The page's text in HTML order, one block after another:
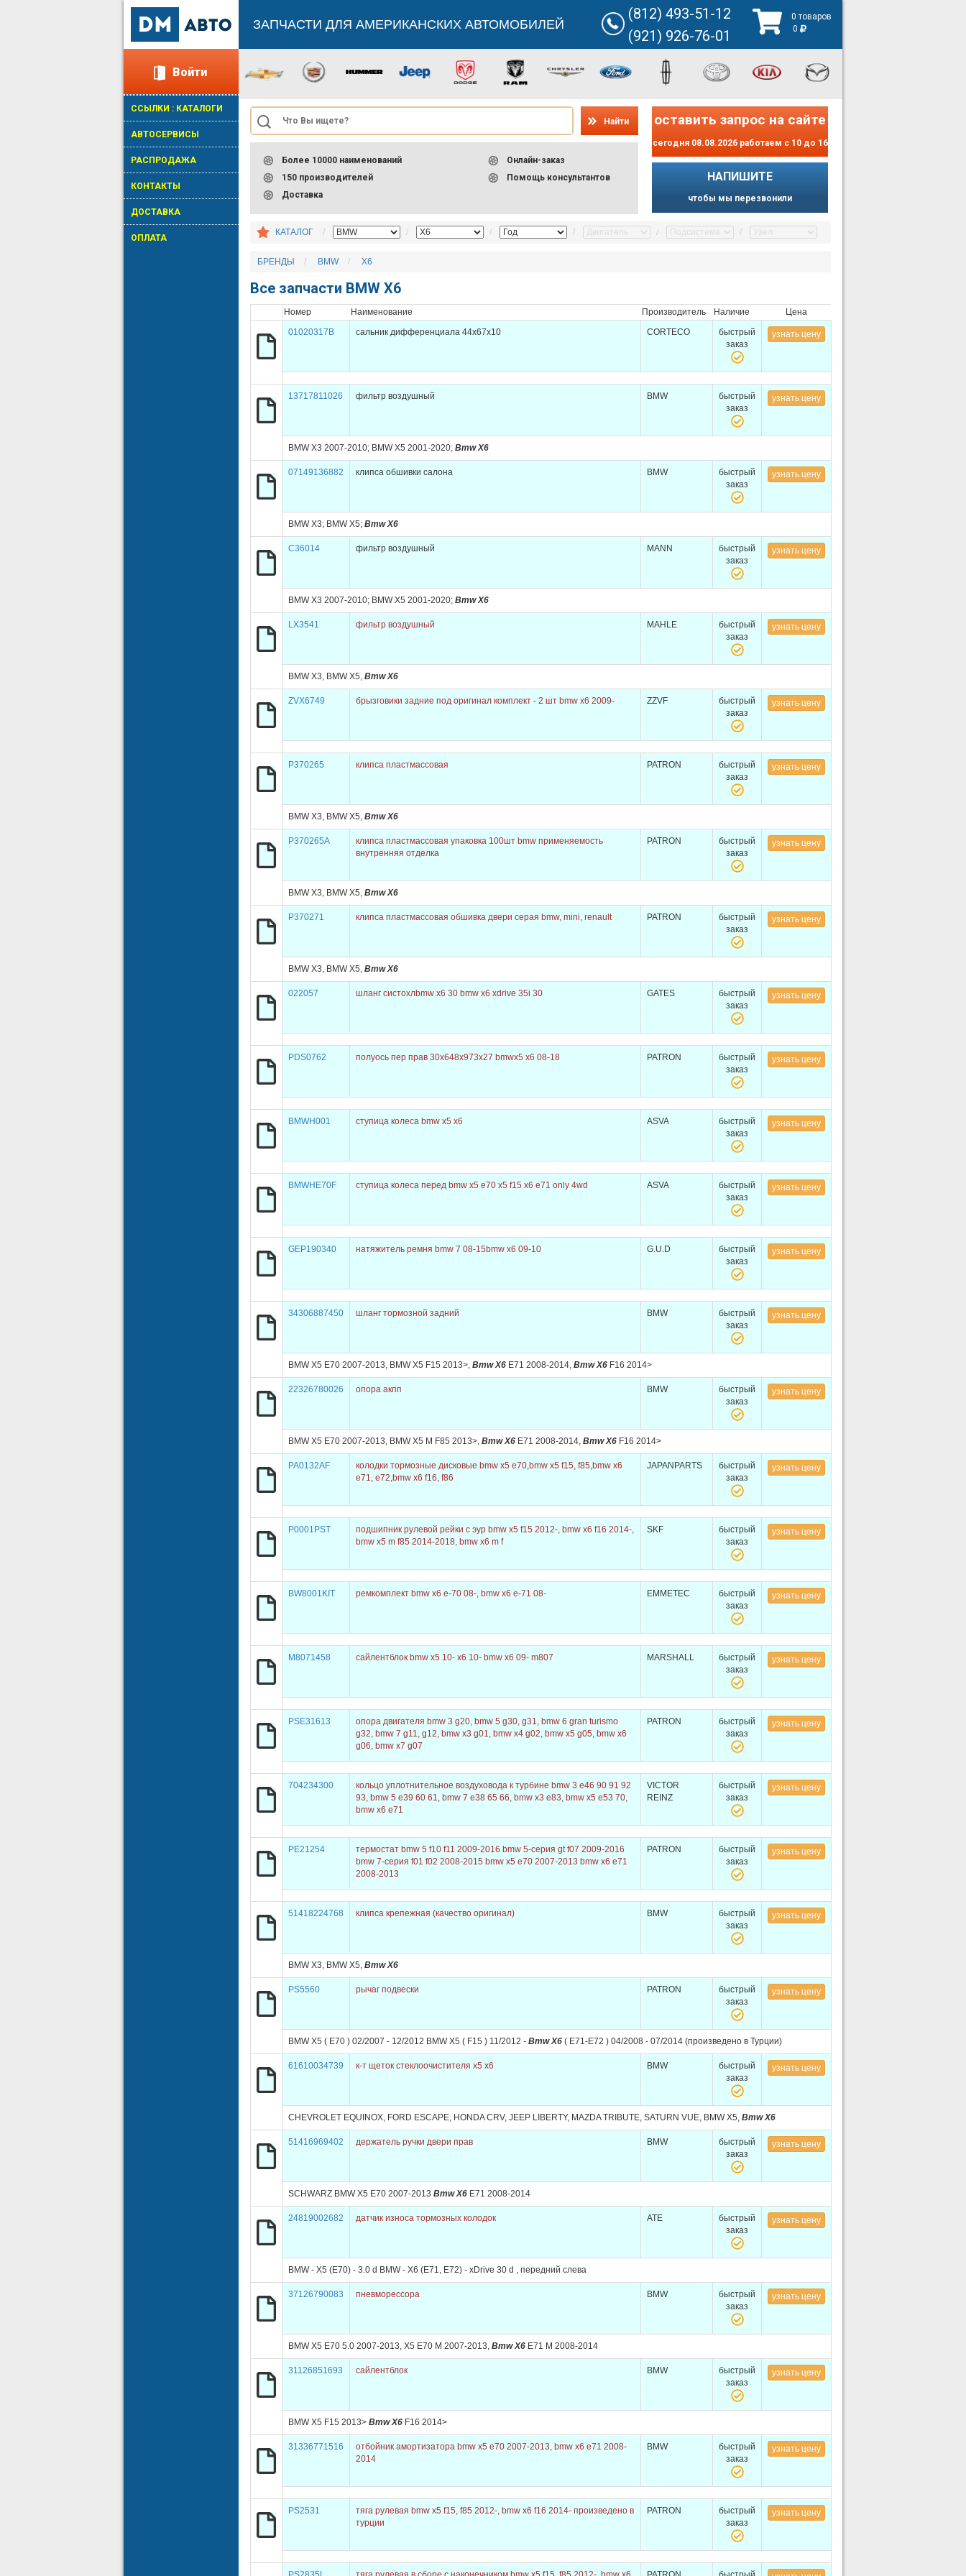
Войти
ССЫЛКИ : КАТАЛОГИ
АВТОСЕРВИСЫ
РАСПРОДАЖА
КОНТАКТЫ
ДОСТАВКА
ОПЛАТА
ЗАПЧАСТИ ДЛЯ АМЕРИКАНСКИХ АВТОМОБИЛЕЙ
(812) 493-51-12
(921) 926-76-01
0 товаров
0
Найти
Более 10000 наименований
150 производителей
Доставка
Онлайн-заказ
Помощь консультантов
оставить запрос на сайте
сегодня 08.08.2026 работаем с 10 до 16
НАПИШИТЕ
чтобы мы перезвонили
КАТАЛОГ
БРЕНДЫ BMW X6
Все запчасти BMW X6
Номер Наименование Производитель Наличие
Цена
01020317B
сальник дифференциала 44x67x10 CORTECO
быстрый
заказ
узнать цену
13717811026 фильтр воздушный BMW
быстрый
заказ
узнать цену
BMW X3 2007-2010; BMW X5 2001-2020; Bmw X6
07149136882 клипса обшивки салона BMW
быстрый
заказ
узнать цену
BMW X3; BMW X5; Bmw X6
C36014 фильтр воздушный MANN
быстрый
заказ
узнать цену
BMW X3 2007-2010; BMW X5 2001-2020; Bmw X6
LX3541 фильтр воздушный MAHLE
быстрый
заказ
узнать цену
BMW X3, BMW X5, Bmw X6
ZVX6749 брызговики задние под оригинал комплект - 2 шт bmw x6 2009- ZZVF
быстрый
заказ
узнать цену
P370265 клипса пластмассовая PATRON
быстрый
заказ
узнать цену
BMW X3, BMW X5, Bmw X6
P370265A
клипса пластмассовая упаковка 100шт bmw применяемость
внутренняя отделка
PATRON
быстрый
заказ
узнать цену
BMW X3, BMW X5, Bmw X6
P370271 клипса пластмассовая обшивка двери серая bmw, mini, renault PATRON
быстрый
заказ
узнать цену
BMW X3, BMW X5, Bmw X6
022057 шланг систохлbmw x6 30 bmw x6 xdrive 35i 30 GATES
быстрый
заказ
узнать цену
PDS0762 полуось пер прав 30x648x973x27 bmwx5 x6 08-18 PATRON
быстрый
заказ
узнать цену
BMWH001 ступица колеса bmw x5 x6 ASVA
быстрый
заказ
узнать цену
BMWHE70F ступица колеса перед bmw x5 e70 x5 f15 x6 e71 only 4wd ASVA
быстрый
заказ
узнать цену
GEP190340 натяжитель ремня bmw 7 08-15bmw x6 09-10 G.U.D
быстрый
заказ
узнать цену
34306887450 шланг тормозной задний BMW
быстрый
заказ
узнать цену
BMW X5 E70 2007-2013, BMW X5 F15 2013>, Bmw X6 E71 2008-2014, Bmw X6 F16 2014>
22326780026 опора акпп BMW
быстрый
заказ
узнать цену
BMW X5 E70 2007-2013, BMW X5 M F85 2013>, Bmw X6 E71 2008-2014, Bmw X6 F16 2014>
PA0132AF
колодки тормозные дисковые bmw x5 e70,bmw x5 f15, f85,bmw x6
e71, e72,bmw x6 f16, f86
JAPANPARTS
быстрый
заказ
узнать цену
P0001PST
подшипник рулевой рейки с эур bmw x5 f15 2012-, bmw x6 f16 2014-,
bmw x5 m f85 2014-2018, bmw x6 m f
SKF
быстрый
заказ
узнать цену
BW8001KIT ремкомплект bmw x6 e-70 08-, bmw x6 e-71 08- EMMETEC
быстрый
заказ
узнать цену
M8071458 сайлентблок bmw x5 10- x6 10- bmw x6 09- m807 MARSHALL
быстрый
заказ
узнать цену
PSE31613
опора двигателя bmw 3 g20, bmw 5 g30, g31, bmw 6 gran turismo
g32, bmw 7 g11, g12, bmw x3 g01, bmw x4 g02, bmw x5 g05, bmw x6
g06, bmw x7 g07
PATRON
быстрый
заказ
узнать цену
704234300
кольцо уплотнительное воздуховода к турбине bmw 3 e46 90 91 92
93, bmw 5 e39 60 61, bmw 7 e38 65 66, bmw x3 e83, bmw x5 e53 70,
bmw x6 e71
VICTOR
REINZ
быстрый
заказ
узнать цену
PE21254
термостат bmw 5 f10 f11 2009-2016 bmw 5-серия gt f07 2009-2016
bmw 7-серия f01 f02 2008-2015 bmw x5 e70 2007-2013 bmw x6 e71
2008-2013
PATRON
быстрый
заказ
узнать цену
51418224768 клипса крепежная (качество оригинал) BMW
быстрый
заказ
узнать цену
BMW X3, BMW X5, Bmw X6
PS5560 рычаг подвески PATRON
быстрый
заказ
узнать цену
BMW X5 ( E70 ) 02/2007 - 12/2012 BMW X5 ( F15 ) 11/2012 - Bmw X6 ( E71-E72 ) 04/2008 - 07/2014 (произведено в Турции)
61610034739 к-т щеток стеклоочистителя x5 х6 BMW
быстрый
заказ
узнать цену
CHEVROLET EQUINOX, FORD ESCAPE, HONDA CRV, JEEP LIBERTY, MAZDA TRIBUTE, SATURN VUE, BMW X5, Bmw X6
51416969402 держатель ручки двери прав BMW
быстрый
заказ
узнать цену
SCHWARZ BMW X5 E70 2007-2013 Bmw X6 E71 2008-2014
24819002682 датчик износа тормозных колодок ATE
быстрый
заказ
узнать цену
BMW - X5 (E70) - 3.0 d BMW - X6 (E71, E72) - xDrive 30 d , передний слева
37126790083 пневморессора BMW
быстрый
заказ
узнать цену
BMW X5 E70 5.0 2007-2013, X5 E70 M 2007-2013, Bmw X6 E71 M 2008-2014
31126851693 сайлентблок BMW
быстрый
заказ
узнать цену
BMW X5 F15 2013> Bmw X6 F16 2014>
31336771516
отбойник амортизатора bmw x5 e70 2007-2013, bmw x6 e71 2008-
2014
BMW
быстрый
заказ
узнать цену
PS2531
тяга рулевая bmw x5 f15, f85 2012-, bmw x6 f16 2014- произведено в
турции
PATRON
быстрый
заказ
узнать цену